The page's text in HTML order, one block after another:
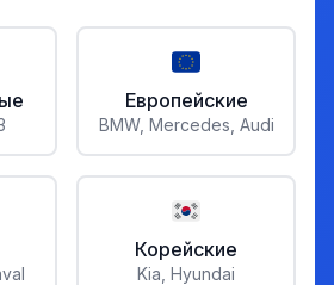
Европейские
BMW, Mercedes, Audi
Корейские
Kia, Hyundai